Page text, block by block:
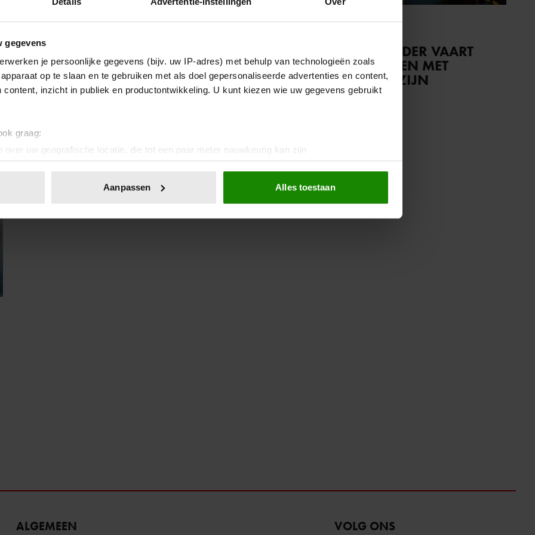
gegevens
je persoonlijke gegevens (bijv. uw IP-adres) met behulp van technologieën zoals
op te slaan en te gebruiken met als doel gepersonaliseerde advertenties en content,
content, inzicht in publiek en productontwikkeling. U kunt kiezen wie uw gegevens gebruikt
graag:
over uw geografische locatie, die tot een paar meter nauwkeurig kan zijn
door het actief te scannen op specifieke eigenschappen (fingerprinting)
of intrekken in de Cookieverklaring.
en advertenties te personaliseren, om functies voor social media te bieden en om ons
Ook delen we informatie over uw gebruik van onze site met onze partners voor social
Deze partners kunnen deze gegevens combineren met andere informatie die u aan ze heeft
Aanpassen Alles toestaan
19 juli 2025
FATIMA VINDT IETS
ONVERWACHTS IN RAFAELS
TOILETTAS…
26 mei 2025
GAAT RAFAEL VAN DER VAART
EINDELIJK TROUWEN MET
ESTAVANA? DIT IS ZIJN
REACTIE…
ALGEMEEN VOLG ONS